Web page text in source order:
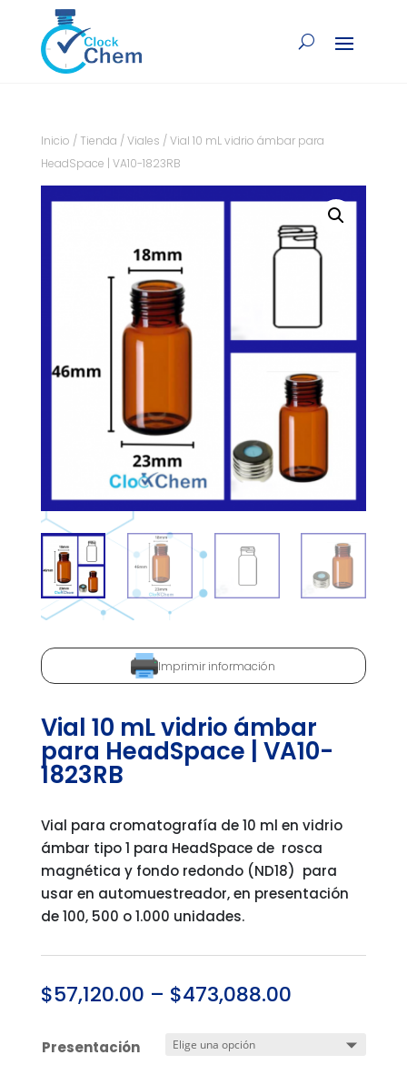
Inicio / Tienda /Viales / Vial 10 mL vidrio ámbar para
HeadSpace | VA10-1823RB
Imprimir información
Vial 10 mL vidrio ámbar
para HeadSpace | VA10-
1823RB
Vial para cromatografía de 10 ml en vidrio
ámbar tipo 1 para HeadSpace de rosca
magnética y fondo redondo (ND18) para
usar en automuestreador, en presentación
de 100, 500 o 1.000 unidades.
$57,120.00 – $473,088.00
Presentación